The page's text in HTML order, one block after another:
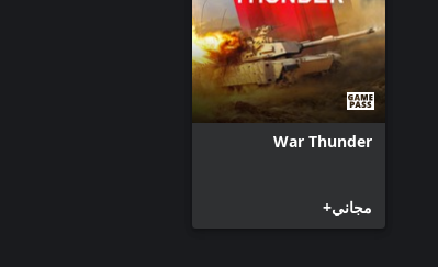
War Thunder
مجاني+